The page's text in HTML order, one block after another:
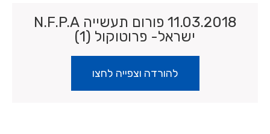
11.03.2018 פורום תעשייה N.F.P.A
ישראל- פרוטוקול (1)
להורדה וצפייה לחצו